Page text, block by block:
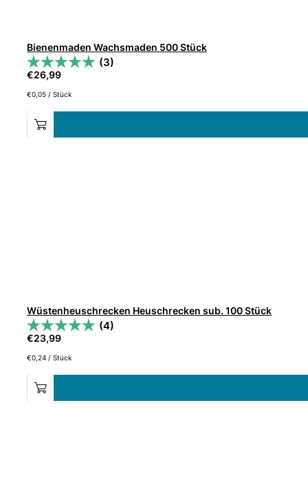
Bienenmaden Wachsmaden 500 Stück
(3)
€26,99
€0,05 /Stück
Wüstenheuschrecken Heuschrecken sub. 100 Stück
(4)
€23,99
€0,24 /Stück